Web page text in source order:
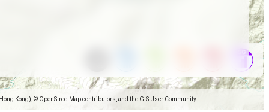
Kong), © OpenStreetMap contributors, and the GIS User Community